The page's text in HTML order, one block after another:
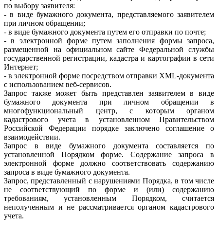
по выбору заявителя:
- в виде бумажного документа, представляемого заявителем
при личном обращении;
- в виде бумажного документа путем его отправки по почте;
- в электронной форме путем заполнения формы запроса,
размещенной на официальном сайте Федеральной службы
государственной регистрации, кадастра и картографии в сети
Интернет;
- в электронной форме посредством отправки XML-документа
с использованием веб-сервисов.
Запрос также может быть представлен заявителем в виде
бумажного документа при личном обращении в
многофункциональный центр, с которым органом
кадастрового учета в установленном Правительством
Российской Федерации порядке заключено соглашение о
взаимодействии.
Запрос в виде бумажного документа составляется по
установленной Порядком форме. Содержание запроса в
электронной форме должно соответствовать содержанию
запроса в виде бумажного документа.
Запрос, представленный с нарушениями Порядка, в том числе
не соответствующий по форме и (или) содержанию
требованиям, установленным Порядком, считается
неполученным и не рассматривается органом кадастрового
учета.